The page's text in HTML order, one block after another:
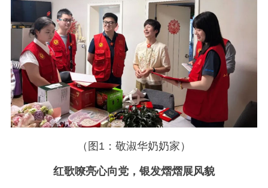
（图1：敬淑华奶奶家）
红歌嘹亮心向党，银发熠熠展风貌